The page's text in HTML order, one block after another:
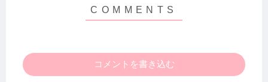
コメントを書き込む